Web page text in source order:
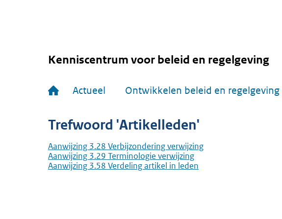
Kenniscentrum voor beleid en regelgeving
Actueel Ontwikkelen beleid en regelgeving
Trefwoord 'Artikelleden'
Aanwijzing 3.28 Verbijzondering verwijzing
Aanwijzing 3.29 Terminologie verwijzing
Aanwijzing 3.58 Verdeling artikel in leden